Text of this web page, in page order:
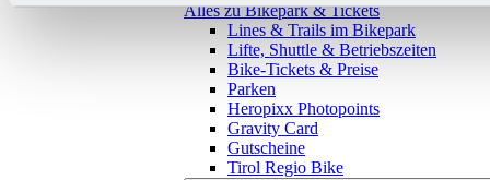
Alles zu Bikepark & Tickets
Lines & Trails im Bikepark
Lifte, Shuttle & Betriebszeiten
Bike-Tickets & Preise
Parken
Heropixx Photopoints
Gravity Card
Gutscheine
Tirol Regio Bike